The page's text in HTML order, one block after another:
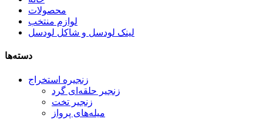
محصولات
لوازم منتخب
لینک لودسل و شاکل لودسل
دسته‌ها
زنجیره استخراج
زنجیر حلقه‌ای گرد
زنجیر تخت
میله‌های پرواز